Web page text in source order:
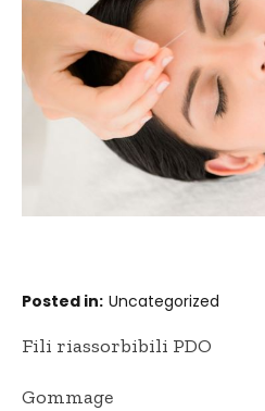
Posted in Uncategorized
Navigazione
Fili riassorbibili PDO
Gommage